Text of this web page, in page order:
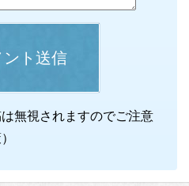
ント送信
無視されますのでご注意